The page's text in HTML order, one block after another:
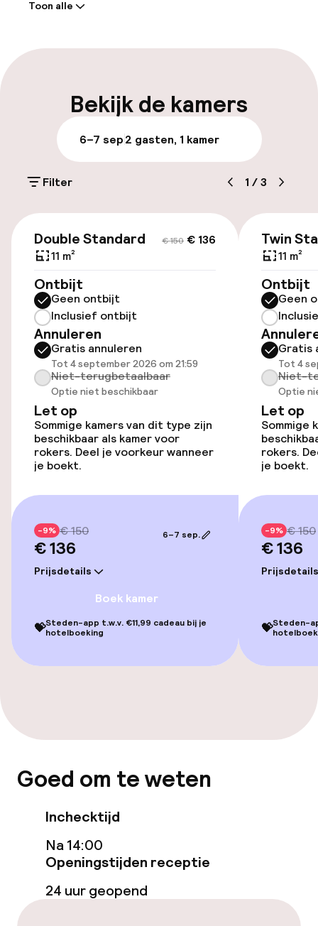
Meertalige medewerkers
Parkeren & mobiliteit
Openbaar parkeren
Transferservice
Toegankelijkheid
Lift
Kamers
Kamers voor rokers beschikbaar
Entertainment
TV lounge
Eet- en drinkgelegenheden
Restaurant
Bar
Roomservice
Wasfaciliteiten (wasmachine)
Wasservice
Toon alle
Bekijk de kamers
6–7 sep2 gasten, 1 kamer
Filter 1 /3
€ 150 € 136
Double Standard
11 m²
Ontbijt
Geen ontbijt
Inclusief ontbijt
Annuleren
Gratis annuleren
Tot 4 september 2026 om 21:59
Niet-terugbetaalbaar
Optie niet beschikbaar
Let op
Sommige kamers van dit type zijn
beschikbaar als kamer voor
rokers. Deel je voorkeur wanneer
je boekt.
-9% € 150
€ 136
Prijsdetails
6–7 sep.
Boek kamer
💝Steden-app t.w.v. €11,99 cadeau bij je
hotelboeking
Twin
11 m²
Ontbijt
Geen
Gratis
Tot 4
Niet-
Optie
Let op
Sommige
rokers.
je boekt.
-9% € 150
€ 136
Prijsdetails
💝Steden-
Goed om te weten
Inchecktijd
Na 14:00
Openingstijden receptie
24 uur geopend